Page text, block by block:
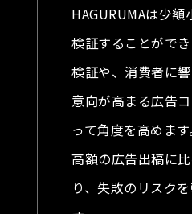
HAGURUMAは少
検証することがで
検証や、消費者に
意向が高まる広告
って角度を高めま
高額の広告出稿に
り、失敗のリスク